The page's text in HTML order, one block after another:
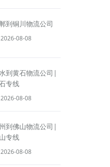
到铜川物流公司
08-08
到黄石物流公司|
专线
08-08
到佛山物流公司|
专线
08-08